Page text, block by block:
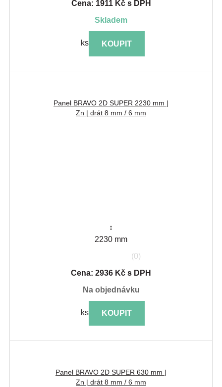
Cena: 1911 Kč s DPH
skladem
ks KOUPIT
Panel BRAVO 2D SUPER 2230 mm |
Zn | drát 8 mm / 6 mm
↕
2230 mm
(0)
Cena: 2936 Kč s DPH
na objednávku
ks KOUPIT
Panel BRAVO 2D SUPER 630 mm |
Zn | drát 8 mm / 6 mm